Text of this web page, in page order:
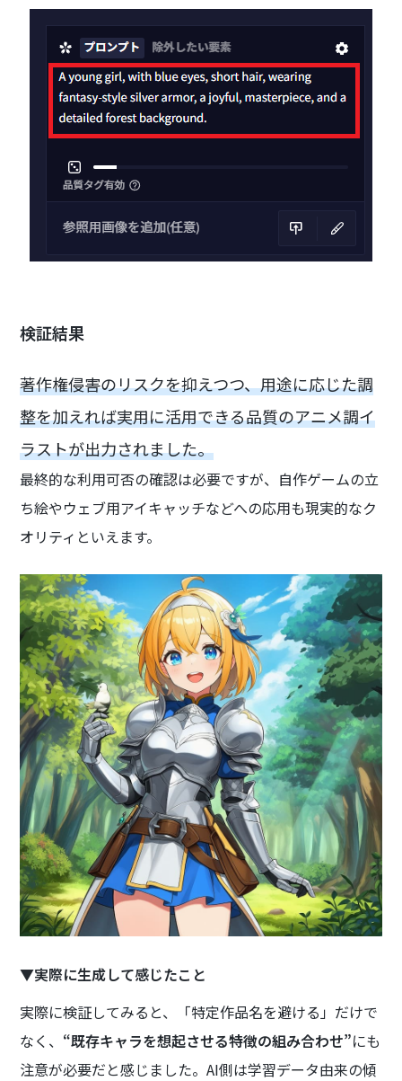
検証結果
著作権侵害のリスクを抑えつつ、用途に応じた調
整を加えれば実用に活用できる品質のアニメ調イ
ラストが出力されました。
最終的な利用可否の確認は必要ですが、自作ゲームの立
ち絵やウェブ用アイキャッチなどへの応用も現実的なク
オリティといえます。
▼実際に生成して感じたこと
実際に検証してみると、「特定作品名を避ける」だけで
なく、 “既存キャラを想起させる特徴の組み合わせ”にも
注意が必要だと感じました。AI側は学習データ由来の傾